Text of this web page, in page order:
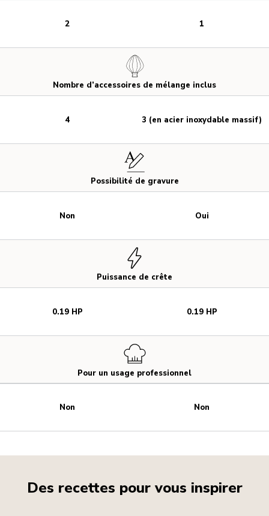
Nombre d’accessoires de mélange inclus
Possibilité de gravure
Puissance de crête
Pour un usage professionnel
2
4
Non
0.19 HP
Non
1
3 (en acier inoxydable massif)
Oui
0.19 HP
Non
Des recettes pour vous inspirer